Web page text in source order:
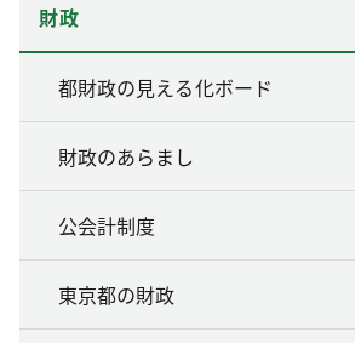
財政
都財政の見える化ボード
財政のあらまし
公会計制度
東京都の財政